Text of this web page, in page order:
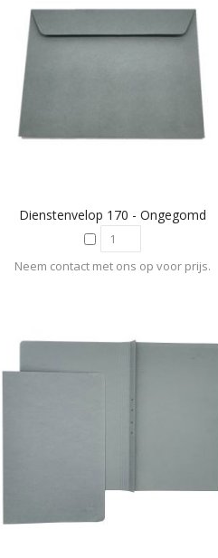
Dienstenvelop 170 - Ongegomd
Neem contact met ons op voor prijs.